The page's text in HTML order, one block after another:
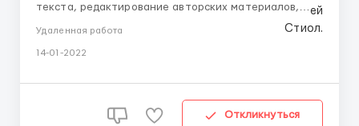
текста, редактирование авторских материалов,
обработка документов, сверка после внесения
Внимательность, ответственность,
Удаленная работа
14-01-2022
Откликнуться